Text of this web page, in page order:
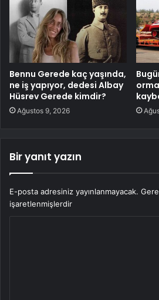
Bennu Gerede kaç yaşında,
ne iş yapıyor, dedesi Albay
Hüsrev Gerede kimdir?
Ağustos 9, 2026
Bir yanıt yazın
E-posta adresiniz yayınlanmayacak.
işaretlenmişlerdir